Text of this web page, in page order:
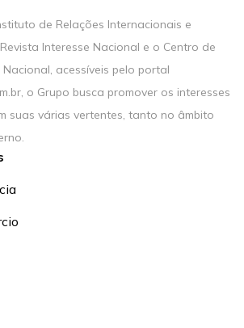
de Relações Internacionais e
Interesse Nacional e o Centro de
acessíveis pelo portal
o Grupo busca promover os interesses
suas várias vertentes, tanto no âmbito